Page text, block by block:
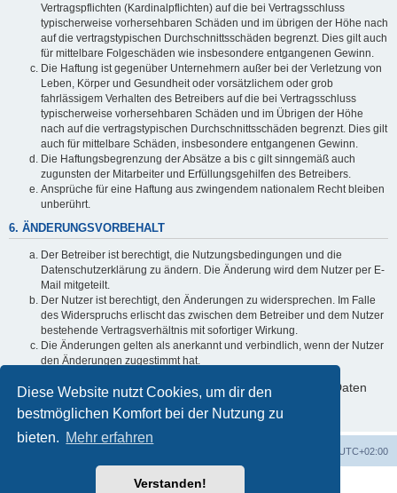
Diese Website nutzt Cookies, um dir den
bestmöglichen Komfort bei der Nutzung zu
bieten. Mehr erfahren
Verstanden!
Vertragspflichten (Kardinalpflichten) auf die bei Vertragsschluss
typischerweise vorhersehbaren Schäden und im übrigen der Höhe nach
auf die vertragstypischen Durchschnittsschäden begrenzt. Dies gilt auch
für mittelbare Folgeschäden wie insbesondere entgangenen Gewinn.
Die Haftung ist gegenüber Unternehmern außer bei der Verletzung von
Leben, Körper und Gesundheit oder vorsätzlichem oder grob
fahrlässigem Verhalten des Betreibers auf die bei Vertragsschluss
typischerweise vorhersehbaren Schäden und im Übrigen der Höhe
nach auf die vertragstypischen Durchschnittsschäden begrenzt. Dies gilt
auch für mittelbare Schäden, insbesondere entgangenen Gewinn.
Die Haftungsbegrenzung der Absätze a bis c gilt sinngemäß auch
zugunsten der Mitarbeiter und Erfüllungsgehilfen des Betreibers.
Ansprüche für eine Haftung aus zwingendem nationalem Recht bleiben
unberührt.
6. ÄNDERUNGSVORBEHALT
Der Betreiber ist berechtigt, die Nutzungsbedingungen und die
Datenschutzerklärung zu ändern. Die Änderung wird dem Nutzer per E-
Mail mitgeteilt.
Der Nutzer ist berechtigt, den Änderungen zu widersprechen. Im Falle
des Widerspruchs erlischt das zwischen dem Betreiber und dem Nutzer
bestehende Vertragsverhältnis mit sofortiger Wirkung.
Die Änderungen gelten als anerkannt und verbindlich, wenn der Nutzer
den Änderungen zugestimmt hat.
Informationen über den Umgang mit deinen persönlichen Daten
sind in der Datenschutzerklärung enthalten.
UTC+02:00
Powered byphpBB® Forum Software © phpBB Limited